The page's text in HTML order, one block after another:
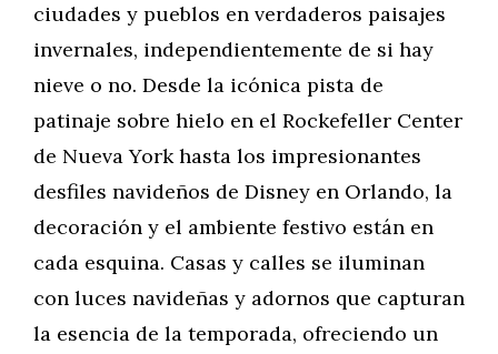
ciudades y pueblos en verdaderos paisajes
invernales, independientemente de si hay
nieve o no. Desde la icónica pista de
patinaje sobre hielo en el Rockefeller Center
de Nueva York hasta los impresionantes
desfiles navideños de Disney en Orlando, la
decoración y el ambiente festivo están en
cada esquina. Casas y calles se iluminan
con luces navideñas y adornos que capturan
la esencia de la temporada, ofreciendo un